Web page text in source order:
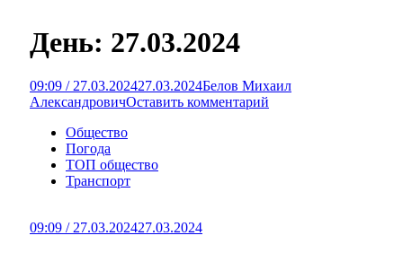
День: 27.03.2024
09:09 / 27.03.202427.03.2024Белов Михаил
АлександровичОставить комментарий
Общество
Погода
ТОП общество
Транспорт
09:09 / 27.03.202427.03.2024